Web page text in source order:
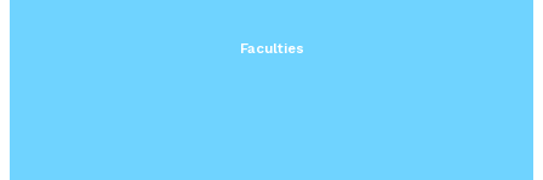
Faculties